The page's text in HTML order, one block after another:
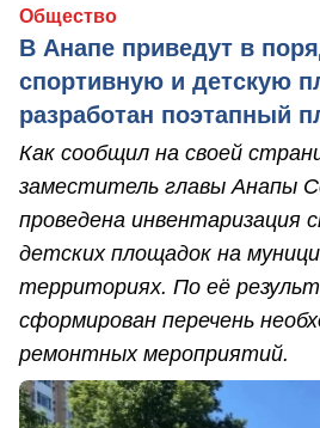
Общество
В Анапе приведут в
спортивную и детскую
разработан поэтапный
Как сообщил на своей
заместитель главы Анапы
проведена инвентаризация
детских площадок на
территориях. По её
сформирован перечень
ремонтных мероприятий.